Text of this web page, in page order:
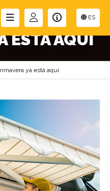
ES
LA
ESTÁ AQUÍ
ya está aquí